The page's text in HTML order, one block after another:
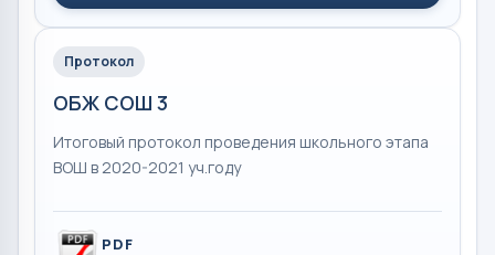
Протокол
ОБЖ СОШ 3
Итоговый протокол проведения школьного этапа
ВОШ в 2020-2021 уч.году
PDF